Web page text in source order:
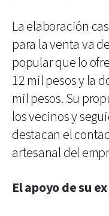
La elaboración
para la venta va
popular que lo
12 mil pesos y la
mil pesos. Su
los vecinos y
destacan el
artesanal del
El apoyo de su